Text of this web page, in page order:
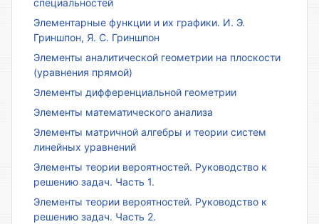
специальностей
Элементарные функции и их графики. И. Э.
Гриншпон, Я. С. Гриншпон
Элементы аналитической геометрии на плоскости
(уравнения прямой)
Элементы дифференциальной геометрии
Элементы математического анализа
Элементы матричной алгебры и теории систем
линейных уравнений
Элементы теории вероятностей. Руководство к
решению задач. Часть 1.
Элементы теории вероятностей. Руководство к
решению задач. Часть 2.